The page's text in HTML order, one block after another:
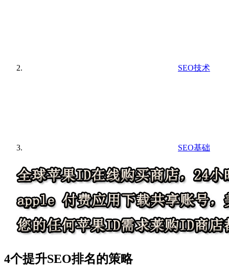
SEO技术
SEO基础
4个提升SEO排名的策略